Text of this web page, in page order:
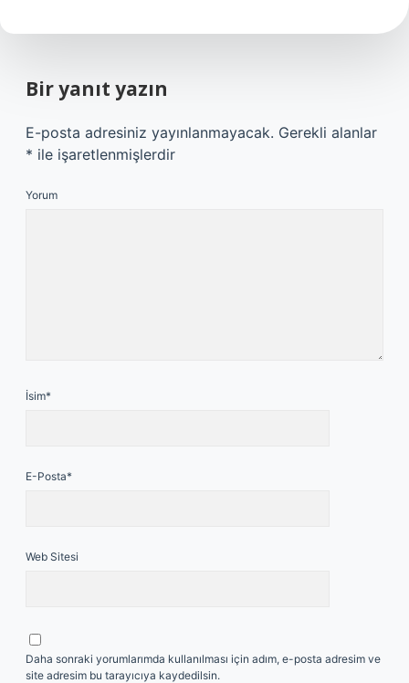
Bir yanıt yazın
E-posta adresiniz yayınlanmayacak. Gerekli alanlar
* ile işaretlenmişlerdir
Yorum
İsim*
E-Posta*
Web Sitesi
Daha sonraki yorumlarımda kullanılması için adım, e-posta adresim ve
site adresim bu tarayıcıya kaydedilsin.